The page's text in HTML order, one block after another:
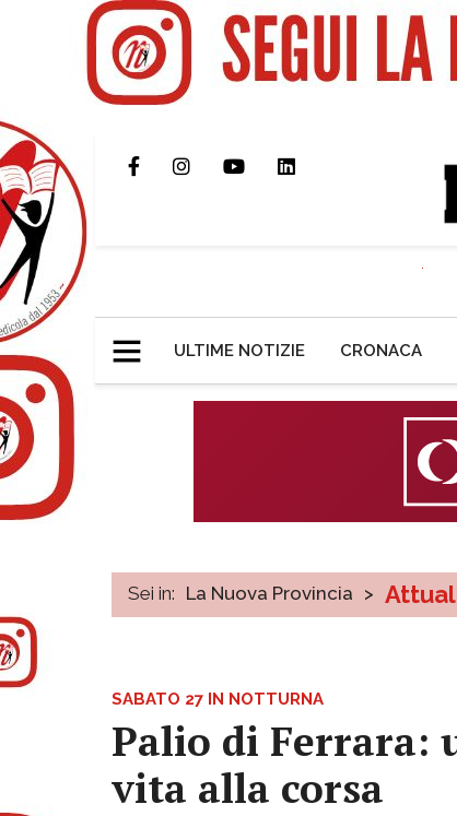
ULTIME NOTIZIE CRONACA
Sei in: La Nuova Provincia >
SABATO 27 IN NOTTURNA
Palio di Ferrara:
vita alla corsa